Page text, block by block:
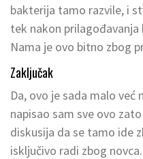
bakterija tamo razvile, i
tek nakon
Nama je ovo bitno zbog
Zaključak
Da, ovo je sada malo već
napisao sam sve ovo
diskusija da se tamo ide
isključivo radi zbog